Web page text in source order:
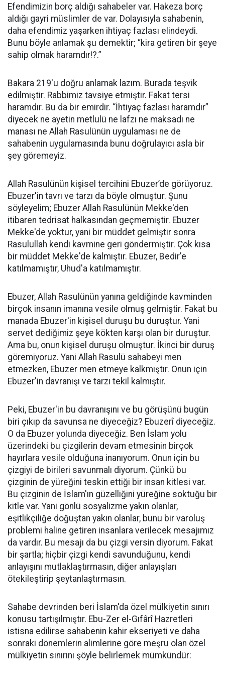
Efendimizin borç aldığı sahabeler var. Hakeza borç
aldığı gayri müslimler de var. Dolayısıyla sahabenin,
daha efendimiz yaşarken ihtiyaç fazlası elindeydi.
Bunu böyle anlamak şu demektir; “kira getiren bir şeye
sahip olmak haramdır!?.”
Bakara 219'u doğru anlamak lazım. Burada teşvik
edilmiştir. Rabbimiz tavsiye etmiştir. Fakat tersi
haramdır. Bu da bir emirdir. “İhtiyaç fazlası haramdır”
diyecek ne ayetin metlulü ne lafzı ne maksadı ne
manası ne Allah Rasulünün uygulaması ne de
sahabenin uygulamasında bunu doğrulayıcı asla bir
şey göremeyiz.
Allah Rasulünün kişisel tercihini Ebuzer’de görüyoruz.
Ebuzer'in tavrı ve tarzı da böyle olmuştur. Şunu
söyleyelim; Ebuzer Allah Rasulünün Mekke'den
itibaren tedrisat halkasından geçmemiştir. Ebuzer
Mekke'de yoktur, yani bir müddet gelmiştir sonra
Rasulullah kendi kavmine geri göndermiştir. Çok kısa
bir müddet Mekke'de kalmıştır. Ebuzer, Bedir'e
katılmamıştır, Uhud'a katılmamıştır.
Ebuzer, Allah Rasulünün yanına geldiğinde kavminden
birçok insanın imanına vesile olmuş gelmiştir. Fakat bu
manada Ebuzer'in kişisel duruşu bu duruştur. Yani
servet dediğimiz şeye kökten karşı olan bir duruştur.
Ama bu, onun kişisel duruşu olmuştur. İkinci bir duruş
göremiyoruz. Yani Allah Rasulü sahabeyi men
etmezken, Ebuzer men etmeye kalkmıştır. Onun için
Ebuzer'in davranışı ve tarzı tekil kalmıştır.
Peki, Ebuzer'in bu davranışını ve bu görüşünü bugün
biri çıkıp da savunsa ne diyeceğiz? Ebuzerî diyeceğiz.
O da Ebuzer yolunda diyeceğiz. Ben İslam yolu
üzerindeki bu çizgilerin devam etmesinin birçok
hayırlara vesile olduğuna inanıyorum. Onun için bu
çizgiyi de birileri savunmalı diyorum. Çünkü bu
çizginin de yüreğini teskin ettiği bir insan kitlesi var.
Bu çizginin de İslam'ın güzelliğini yüreğine soktuğu bir
kitle var. Yani gönlü sosyalizme yakın olanlar,
eşitlikçiliğe doğuştan yakın olanlar, bunu bir varoluş
problemi haline getiren insanlara verilecek mesajımız
da vardır. Bu mesajı da bu çizgi versin diyorum. Fakat
bir şartla; hiçbir çizgi kendi savunduğunu, kendi
anlayışını mutlaklaştırmasın, diğer anlayışları
ötekileştirip şeytanlaştırmasın.
Sahabe devrinden beri İslam'da özel mülkiyetin sınırı
konusu tartışılmıştır. Ebu-Zer el-Gıfârî Hazretleri
istisna edilirse sahabenin kahir ekseriyeti ve daha
sonraki dönemlerin alimlerine göre meşru olan özel
mülkiyetin sınırını şöyle belirlemek mümkündür: